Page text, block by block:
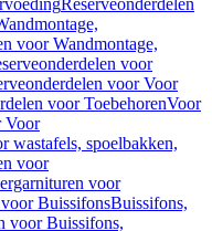
Reserveonderdelen
voor Wandmontage,
voor
voor Voor
voor ToebehorenVoor
Voor
wastafels, spoelbakken,
voor
voor
BuissifonsBuissifons,
voor Buissifons,